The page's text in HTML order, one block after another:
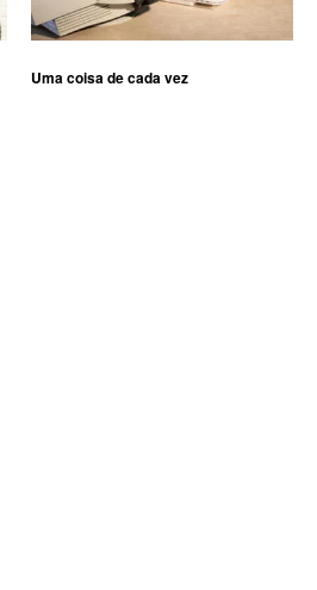
Uma coisa de cada vez